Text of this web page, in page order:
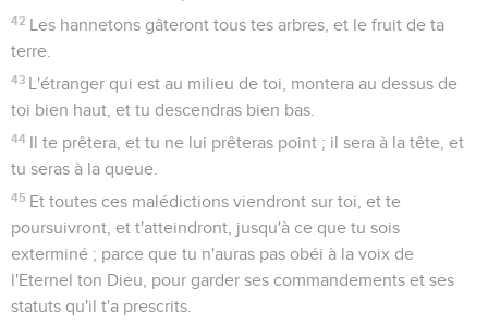
42 Les hannetons gâteront tous tes arbres, et le fruit de ta
terre.
43 L'étranger qui est au milieu de toi, montera au dessus de
toi bien haut, et tu descendras bien bas.
44 Il te prêtera, et tu ne lui prêteras point ; il sera à la tête, et
tu seras à la queue.
45 Et toutes ces malédictions viendront sur toi, et te
poursuivront, et t'atteindront, jusqu'à ce que tu sois
exterminé ; parce que tu n'auras pas obéi à la voix de
l'Eternel ton Dieu, pour garder ses commandements et ses
statuts qu'il t'a prescrits.